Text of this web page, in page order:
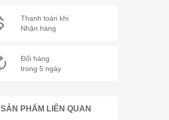
Thanh toán khi
Nhận hàng
Đổi hàng
trong 5 ngày
SẢN PHẨM LIÊN QUAN